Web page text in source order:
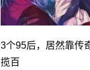
3个95后，居然靠传
揽百